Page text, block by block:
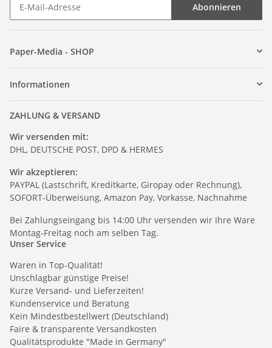
Abonnieren
Paper-Media - SHOP
Informationen
ZAHLUNG & VERSAND
Wir versenden mit:
DHL, DEUTSCHE POST, DPD & HERMES
Wir akzeptieren:
PAYPAL (Lastschrift, Kreditkarte, Giropay oder Rechnung),
SOFORT-Überweisung, Amazon Pay, Vorkasse, Nachnahme
Bei Zahlungseingang bis 14:00 Uhr versenden wir Ihre Ware
Montag-Freitag noch am selben Tag.
Unser Service
Waren in Top-Qualität!
Unschlagbar günstige Preise!
Kurze Versand- und Lieferzeiten!
Kundenservice und Beratung
Kein Mindestbestellwert (Deutschland)
Faire & transparente Versandkosten
Qualitätsprodukte "Made in Germany"